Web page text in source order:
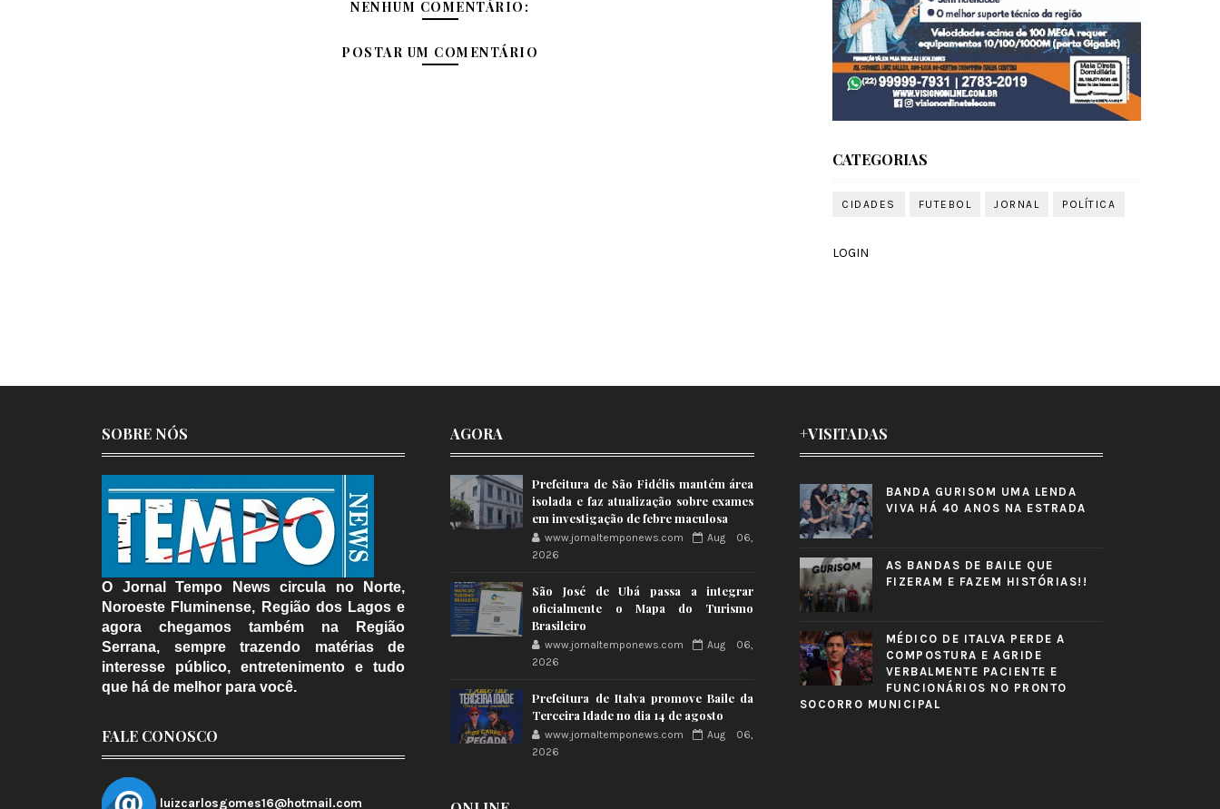
NENHUM COMENTÁRIO:
POSTAR UM COMENTÁRIO
CATEGORIAS
CIDADES FUTEBOL JORNAL POLÍTICA
LOGIN
SOBRE NÓS
O Jornal Tempo News circula no Norte,
Noroeste Fluminense, Região dos Lagos e
agora chegamos também na Região
Serrana, sempre trazendo matérias de
interesse público, entretenimento e tudo
que há de melhor para você.
FALE CONOSCO
luizcarlosgomes16@hotmail.com
AGORA
Prefeitura de São Fidélis mantém área
isolada e faz atualização sobre exames
em investigação de febre maculosa
www.jornaltemponews.com
Aug 06,
2026
São José de Ubá passa a integrar
oficialmente o Mapa do Turismo
Brasileiro
www.jornaltemponews.com
Aug 06,
2026
Prefeitura de Italva promove Baile da
Terceira Idade no dia 14 de agosto
www.jornaltemponews.com
Aug 06,
2026
+VISITADAS
BANDA GURISOM UMA LENDA
VIVA HÁ 40 ANOS NA ESTRADA
AS BANDAS DE BAILE QUE
FIZERAM E FAZEM HISTÓRIAS!!
MÉDICO DE ITALVA PERDE A
COMPOSTURA E AGRIDE
VERBALMENTE PACIENTE E
FUNCIONÁRIOS NO PRONTO
SOCORRO MUNICIPAL